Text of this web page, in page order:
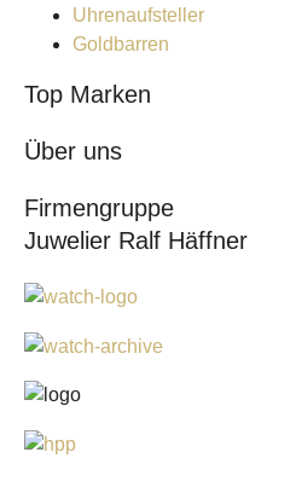
Uhrenaufsteller
Goldbarren
Top Marken
Über uns
Firmengruppe
Juwelier Ralf Häffner